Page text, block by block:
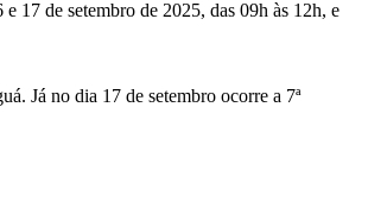
17 de setembro de 2025, das 09h às 12h, e
Já no dia 17 de setembro ocorre a 7ª